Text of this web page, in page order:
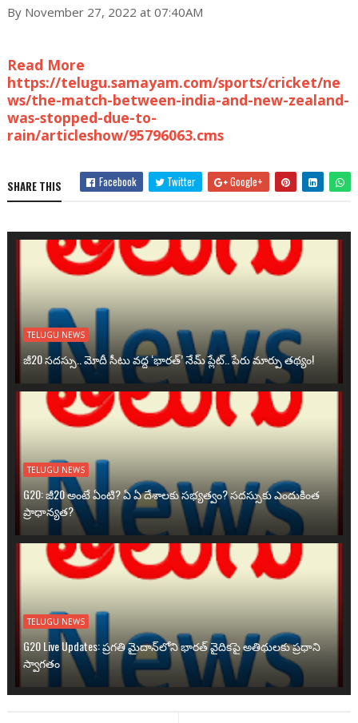
By November 27, 2022 at 07:40AM
Read More
https://telugu.samayam.com/sports/cricket/ne
ws/the-match-between-india-and-new-zealand-
was-stopped-due-to-
rain/articleshow/95796063.cms
SHARE THIS Facebook Twitter Google+
TELUGU NEWS
జీ20 సదస్సు.. మోదీ సీటు వద్ద ‘భారత్’ నేమ్ ప్లేట్‌.. పేరు మార్పు తథ్యం!
TELUGU NEWS
G20: జీ20 అంటే ఏంటి? ఏ ఏ దేశాలకు సభ్యత్వం? సదస్సుకు ఎందుకింత
ప్రాధాన్యత?
TELUGU NEWS
G20 Live Updates: ప్రగతి మైదాన్‌లోని భారత్ వైదికపై అతిథులకు ప్రధాని
స్వాగతం